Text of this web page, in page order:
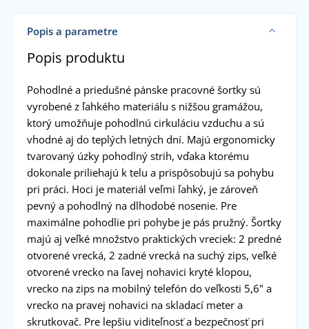
Popis a parametre
Popis produktu
Pohodlné a priedušné pánske pracovné šortky sú
vyrobené z ľahkého materiálu s nižšou gramážou,
ktorý umožňuje pohodlnú cirkuláciu vzduchu a sú
vhodné aj do teplých letných dní. Majú ergonomicky
tvarovaný úzky pohodlný strih, vďaka ktorému
dokonale priliehajú k telu a prispôsobujú sa pohybu
pri práci. Hoci je materiál veľmi ľahký, je zároveň
pevný a pohodlný na dlhodobé nosenie. Pre
maximálne pohodlie pri pohybe je pás pružný. Šortky
majú aj veľké množstvo praktických vreciek: 2 predné
otvorené vrecká, 2 zadné vrecká na suchý zips, veľké
otvorené vrecko na ľavej nohavici kryté klopou,
vrecko na zips na mobilný telefón do veľkosti 5,6" a
vrecko na pravej nohavici na skladací meter a
skrutkovač. Pre lepšiu viditeľnosť a bezpečnosť pri